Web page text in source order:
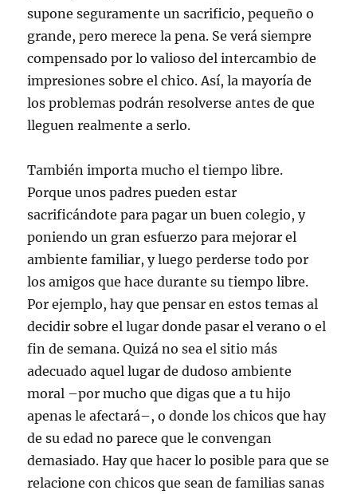
supone seguramente un sacrificio, pequeño o
grande, pero merece la pena. Se verá siempre
compensado por lo valioso del intercambio de
impresiones sobre el chico. Así, la mayoría de
los problemas podrán resolverse antes de que
lleguen realmente a serlo.
También importa mucho el tiempo libre.
Porque unos padres pueden estar
sacrificándote para pagar un buen colegio, y
poniendo un gran esfuerzo para mejorar el
ambiente familiar, y luego perderse todo por
los amigos que hace durante su tiempo libre.
Por ejemplo, hay que pensar en estos temas al
decidir sobre el lugar donde pasar el verano o el
fin de semana. Quizá no sea el sitio más
adecuado aquel lugar de dudoso ambiente
moral –por mucho que digas que a tu hijo
apenas le afectará–, o donde los chicos que hay
de su edad no parece que le convengan
demasiado. Hay que hacer lo posible para que se
relacione con chicos que sean de familias sanas